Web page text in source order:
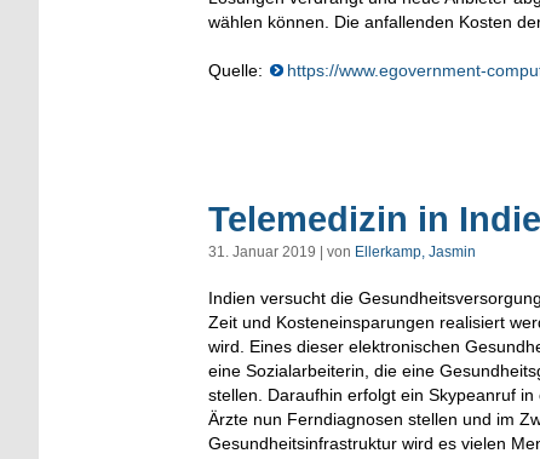
wählen können. Die anfallenden Kosten
Quelle: https://www.egovernment-
Telemedizin in
31. Januar 2019 | von Ellerkamp, Jasmin
Indien versucht die
Zeit und Kosteneinsparungen realisiert
wird. Eines dieser elektronischen
eine Sozialarbeiterin, die eine
stellen. Daraufhin erfolgt ein Skypeanruf
Ärzte nun Ferndiagnosen stellen und im
Gesundheitsinfrastruktur wird es vielen